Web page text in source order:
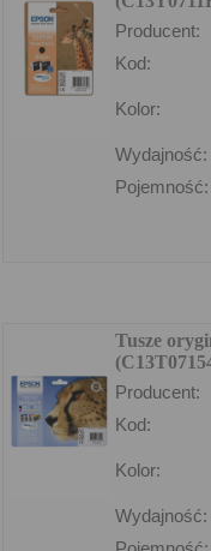
Producent:
Kod:
Kolor:
Wydajność:
Pojemność:
Tusze
Producent:
Kod:
Kolor:
Wydajność: